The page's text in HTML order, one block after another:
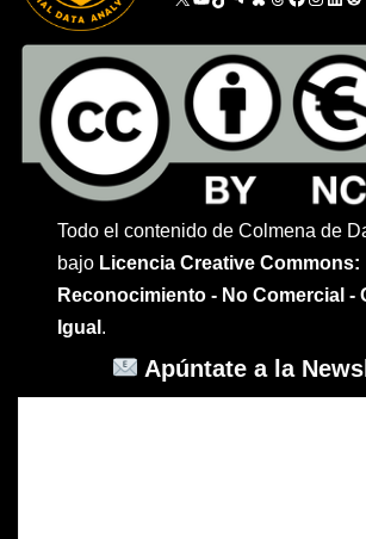
Todo el contenido de Colmena de
bajo Licencia Creative Commons:
Reconocimiento - No Comercial -
Igual .
Apúntate a la